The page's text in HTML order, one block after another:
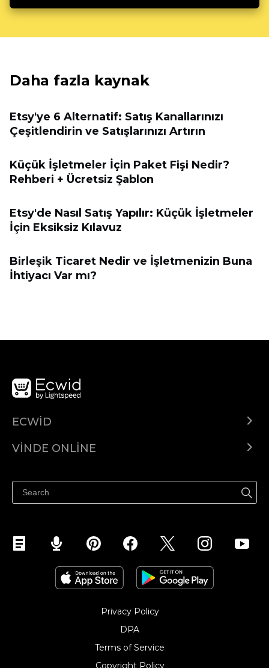
Daha fazla kaynak
Etsy'ye 6 Alternatif: Satış Kanallarınızı
Çeşitlendirin ve Satışlarınızı Artırın
Küçük İşletmeler İçin Paket Fişi Nedir?
Rehberi + Ücretsiz Şablon
Etsy'de Nasıl Satış Yapılır: Küçük İşletmeler
İçin Eksiksiz Kılavuz
Birleşik Ticaret Nedir ve İşletmenizin Buna
İhtiyacı Var mı?
ECWID
Prețuri
VINDE ONLINE
Vinde pe Facebook
Vinde pe Instagram
Privacy Policy
DPA
Terms of Service
Copyright Policy‎